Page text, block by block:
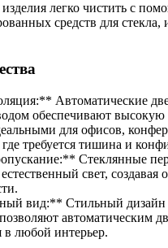
легко чистить с
средств для стекла,
Автоматические
обеспечивают высокую
для офисов,
требуется тишина и
Стеклянные
свет, создавая
вид:** Стильный дизайн
автоматическим
в любой интерьер.